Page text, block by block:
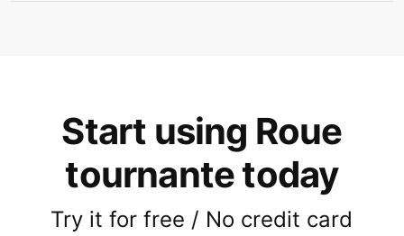
Start using Roue
tournante today
Try it for free / No credit card